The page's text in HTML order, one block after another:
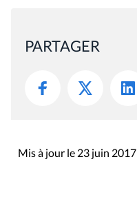
PARTAGER
Mis à jour le 23 juin 2017